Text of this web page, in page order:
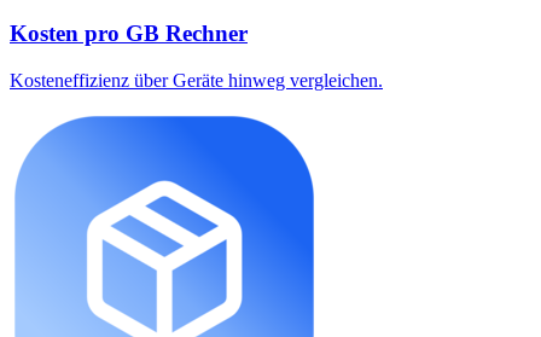
Kosten pro GB Rechner
Kosteneffizienz über Geräte hinweg vergleichen.